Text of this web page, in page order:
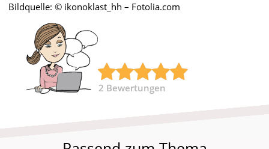
Bildquelle: © ikonoklast_hh – Fotolia.com
2 Bewertungen